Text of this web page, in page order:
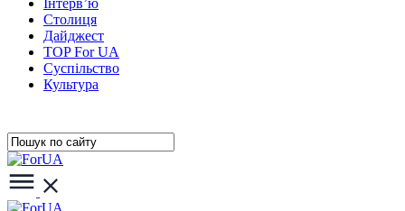
Інтерв’ю
Столиця
Дайджест
TOP For UA
Суспiльство
Культура